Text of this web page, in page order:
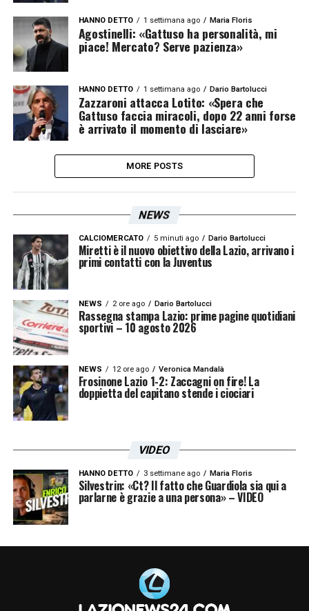
HANNO DETTO 1 settimana ago Maria Floris
Agostinelli: «Gattuso ha personalità, mi
piace! Mercato? Serve pazienza»
HANNO DETTO 1 settimana ago Dario Bartolucci
Zazzaroni attacca Lotito: «Spera che
Gattuso faccia miracoli, dopo 22 anni forse
è arrivato il momento di lasciare»
MORE POSTS
NEWS
CALCIOMERCATO 5 minuti ago Dario Bartolucci
Miretti è il nuovo obiettivo della Lazio, arrivano i
primi contatti con la Juventus
NEWS 2 ore ago Dario Bartolucci
Rassegna stampa Lazio: prime pagine quotidiani
sportivi – 10 agosto 2026
NEWS 12 ore ago Veronica Mandalà
Frosinone Lazio 1-2: Zaccagni on fire! La
doppietta del capitano stende i ciociari
VIDEO
HANNO DETTO 3 settimane ago Maria Floris
Silvestrin: «Ct? Il fatto che Guardiola sia qui a
parlarne è grazie a una persona» – VIDEO